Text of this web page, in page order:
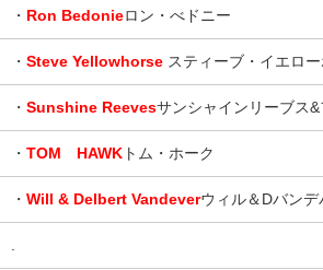
・ Ron Bedonieロン・べドニー
・ Steve Yellowhorse スティーブ・イエロー
・ Sunshine Reevesサンシャインリーブス
・ TOM HAWK トム・ホーク
・ Will & Delbert Vandeverウィル＆Dバンデ
.